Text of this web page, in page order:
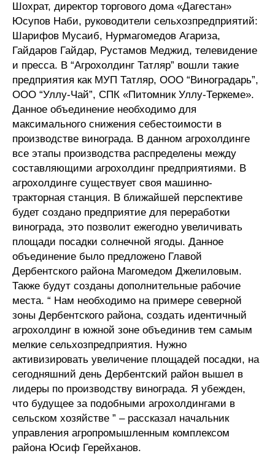
Шохрат, директор торгового дома «Дагестан»
Юсупов Наби, руководители сельхозпредприятий:
Шарифов Мусаиб, Нурмагомедов Агариза,
Гайдаров Гайдар, Рустамов Меджид, телевидение
и пресса. В “Агрохолдинг Татляр” вошли такие
предприятия как МУП Татляр, ООО “Виноградарь”,
ООО “Уллу-Чай”, СПК «Питомник Уллу-Теркеме».
Данное объединение необходимо для
максимального снижения себестоимости в
производстве винограда. В данном агрохолдинге
все этапы производства распределены между
составляющими агрохолдинг предприятиями. В
агрохолдинге существует своя машинно-
тракторная станция. В ближайшей перспективе
будет создано предприятие для переработки
винограда, это позволит ежегодно увеличивать
площади посадки солнечной ягоды. Данное
объединение было предложено Главой
Дербентского района Магомедом Джелиловым.
Также будут созданы дополнительные рабочие
места. “ Нам необходимо на примере северной
зоны Дербентского района, создать идентичный
агрохолдинг в южной зоне объединив тем самым
мелкие сельхозпредприятия. Нужно
активизировать увеличение площадей посадки, на
сегодняшний день Дербентский район вышел в
лидеры по производству винограда. Я убежден,
что будущее за подобными агрохолдингами в
сельском хозяйстве ” – рассказал начальник
управления агропромышленным комплексом
района Юсиф Герейханов.